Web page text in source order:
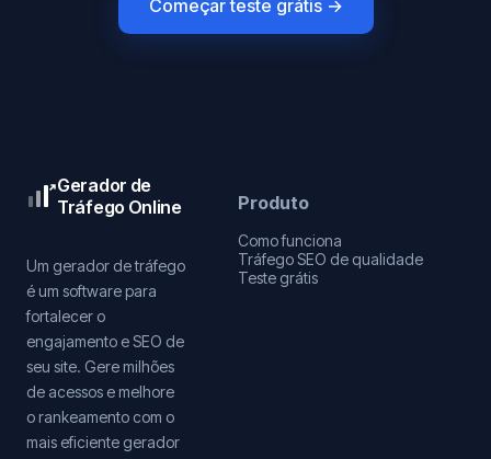
Começar teste grátis →
Gerador de
Tráfego Online
Um gerador de tráfego
é um software para
fortalecer o
engajamento e SEO de
seu site. Gere milhões
de acessos e melhore
o rankeamento com o
mais eficiente gerador
Produto
Como funciona
Tráfego SEO de qualidade
Teste grátis